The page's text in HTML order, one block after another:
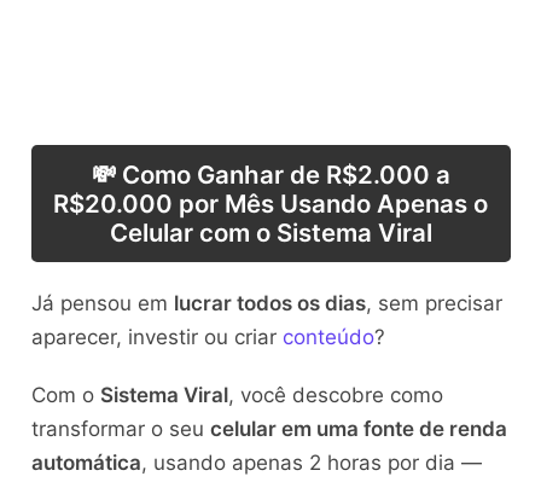
💸 Como Ganhar de R$2.000 a
R$20.000 por Mês Usando Apenas o
Celular com o Sistema Viral
Já pensou em lucrar todos os dias, sem precisar
aparecer, investir ou criar conteúdo?
Com o Sistema Viral, você descobre como
transformar o seu celular em uma fonte de renda
automática, usando apenas 2 horas por dia —